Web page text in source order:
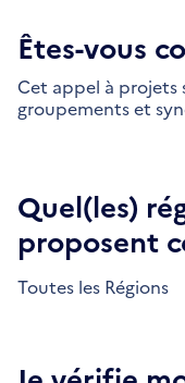
Êtes-vous
Cet appel à projets
groupements et
Quel(les)
proposent
Toutes les Régions